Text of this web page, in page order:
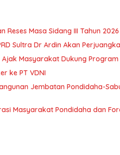
Reses Masa Sidang III Tahun
Sultra Dr Ardin Akan
Ajak Masyarakat Dukung
ke PT VDNI
Jembatan Pondidaha-
Masyarakat Pondidaha dan